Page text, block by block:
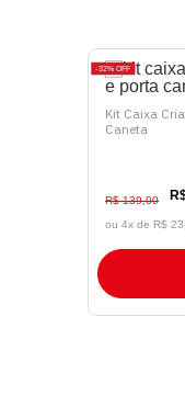
32% OFF
Kit Caixa
Caneta
R$ 139,00
ou 4x de R$